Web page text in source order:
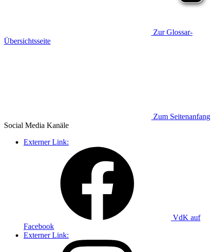
Zur Glossar-
Übersichtsseite
Zum Seitenanfang
Social Media Kanäle
Externer Link:
VdK auf
Facebook
Externer Link: